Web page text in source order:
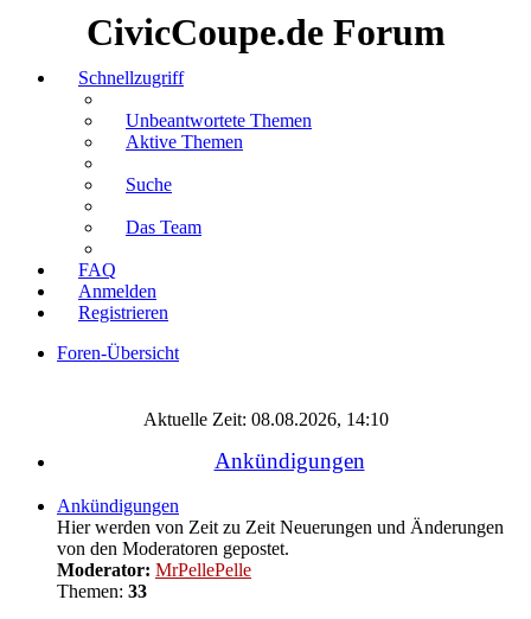
CivicCoupe.de Forum
Schnellzugriff
Unbeantwortete Themen
Aktive Themen
Suche
Das Team
FAQ
Anmelden
Registrieren
Foren-Übersicht
Aktuelle Zeit: 08.08.2026, 14:10
Ankündigungen
Ankündigungen
Hier werden von Zeit zu Zeit Neuerungen und Änderungen
von den Moderatoren gepostet.
Moderator: MrPellePelle
Themen: 33